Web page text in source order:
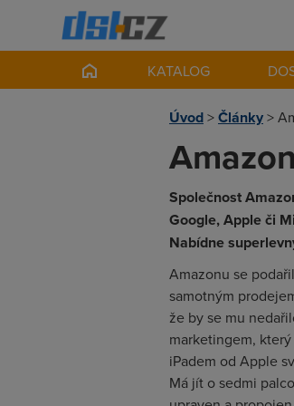
KATALOG
Úvod>Články>
Společnost
Google, Apple či
Nabídne
Amazonu se
samotným
že by se mu
marketingem,
iPadem od Apple
Má jít o sedmi